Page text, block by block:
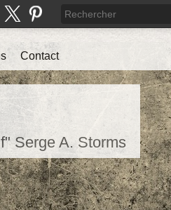
Serge A. Storms
Contact